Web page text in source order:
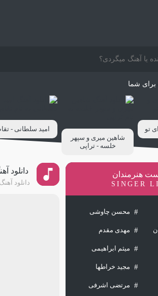
برای شما
تو
شاهین میری و سپهر
خلسه - تراپی
امید سلطانی -
دانلود
دانلود آهنگ
هنرمندان
SINGER
محسن چاوشی
مهدی مقدم
میثم ابراهیمی
مجید خراطها
مرتضی اشرفی